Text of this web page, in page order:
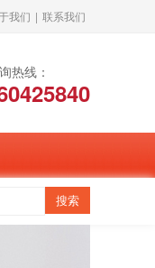
我们 | 联系我们
热线：